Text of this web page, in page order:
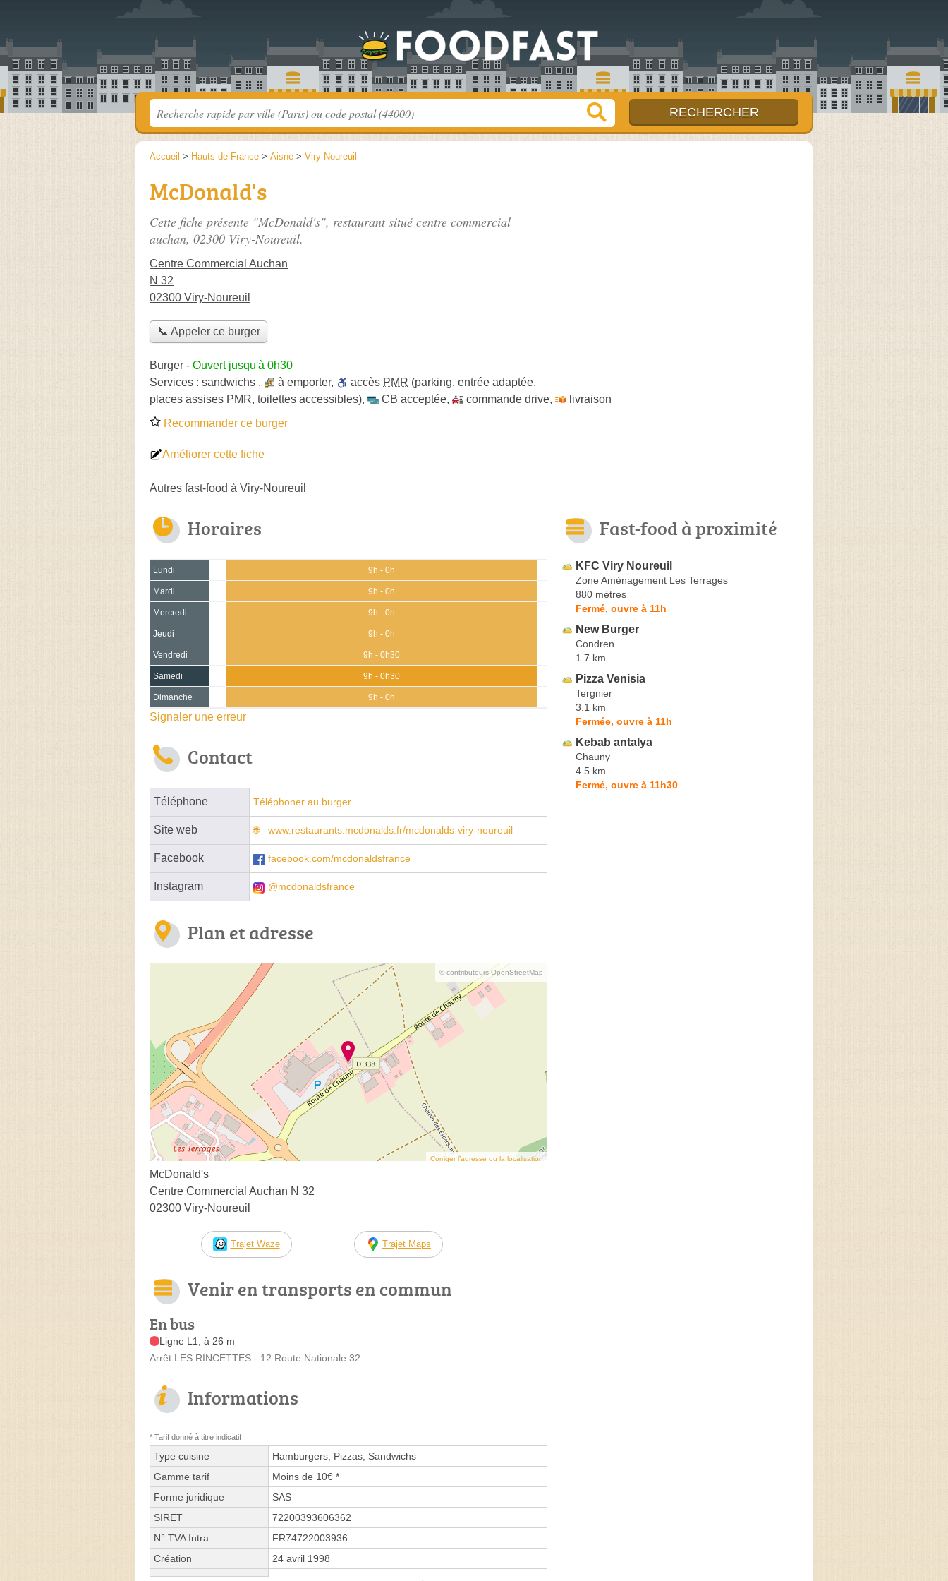
Accueil > Hauts-de-France > Aisne > Viry-Noureuil
McDonald's
Cette fiche présente "McDonald's", restaurant situé centre commercial
auchan, 02300 Viry-Noureuil.
Centre Commercial Auchan
N 32
02300 Viry-Noureuil
📞 Appeler ce burger
Burger - Ouvert jusqu'à 0h30
Services : sandwichs , à emporter, accès PMR (parking, entrée adaptée,
places assises PMR, toilettes accessibles), CB acceptée, commande drive,
livraison
Recommander ce burger
Améliorer cette fiche
Autres fast-food à Viry-Noureuil
Horaires
Lundi 9h - 0h
Mardi 9h - 0h
Mercredi 9h - 0h
Jeudi 9h - 0h
Vendredi 9h - 0h30
Samedi 9h - 0h30
Dimanche 9h - 0h
Signaler une erreur
Contact
Téléphone Téléphoner au burger
Site web www.restaurants.mcdonalds.fr/mcdonalds-viry-noureuil
Facebook facebook.com/mcdonaldsfrance
Instagram @mcdonaldsfrance
Plan et adresse
© contributeurs OpenStreetMap
Corriger l’adresse ou la localisation
McDonald's
Centre Commercial Auchan N 32
02300 Viry-Noureuil
Trajet Waze Trajet Maps
Venir en transports en commun
En bus
Ligne L1, à 26 m
Arrêt LES RINCETTES - 12 Route Nationale 32
Informations
* Tarif donné à titre indicatif
Type cuisine
Hamburgers, Pizzas, Sandwichs
Gamme tarif
Moins de 10€ *
Forme juridique
SAS
SIRET
72200393606362
N° TVA Intra.
FR74722003936
Création
24 avril 1998
Fast-food à proximité
KFC Viry Noureuil
Zone Aménagement Les Terrages
880 mètres
Fermé, ouvre à 11h
New Burger
Condren
1.7 km
Pizza Venisia
Tergnier
3.1 km
Fermée, ouvre à 11h
Kebab antalya
Chauny
4.5 km
Fermé, ouvre à 11h30